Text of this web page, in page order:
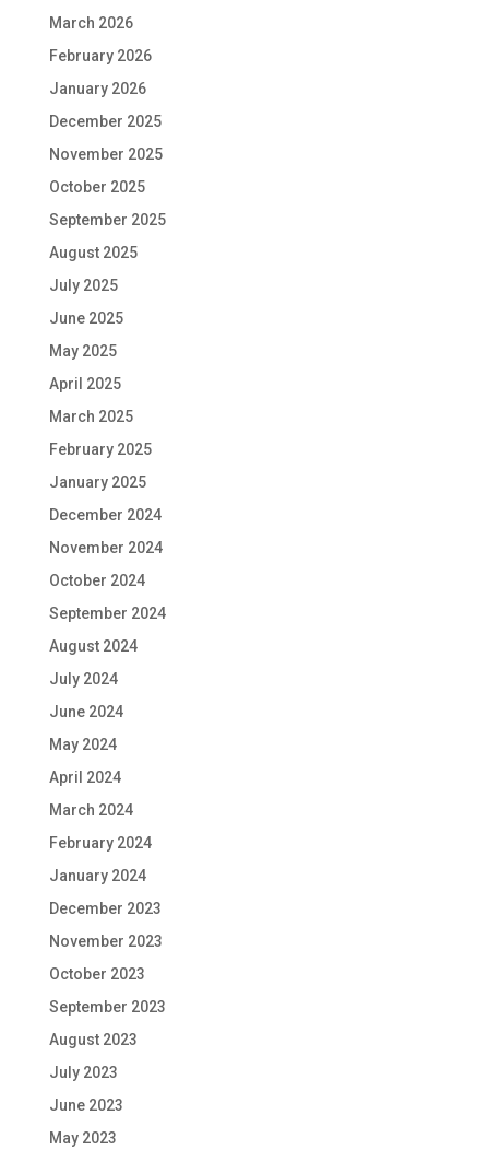
March 2026
February 2026
January 2026
December 2025
November 2025
October 2025
September 2025
August 2025
July 2025
June 2025
May 2025
April 2025
March 2025
February 2025
January 2025
December 2024
November 2024
October 2024
September 2024
August 2024
July 2024
June 2024
May 2024
April 2024
March 2024
February 2024
January 2024
December 2023
November 2023
October 2023
September 2023
August 2023
July 2023
June 2023
May 2023